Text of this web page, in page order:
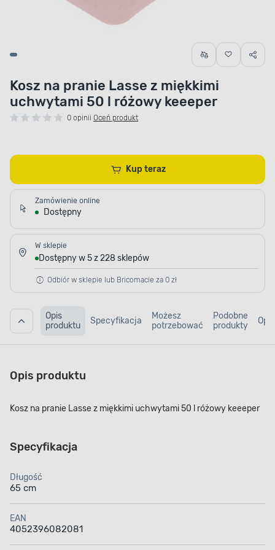
Kosz na pranie Lasse z miękkimi
uchwytami 50 l różowy keeeper
0 opinii Oceń produkt
Kup teraz
Zamówienie online
Dostępny
W sklepie
Dostępny w 5 z 228 sklepów
Odbiór w sklepie lub Bricomacie za 0 zł
Opis
produktu
Specyfikacja
Możesz
potrzebować
Podobne
produkty
Opis produktu
Kosz na pranie Lasse z miękkimi uchwytami 50 l różowy keeeper
Specyfikacja
Długość
65 cm
EAN
4052396082081